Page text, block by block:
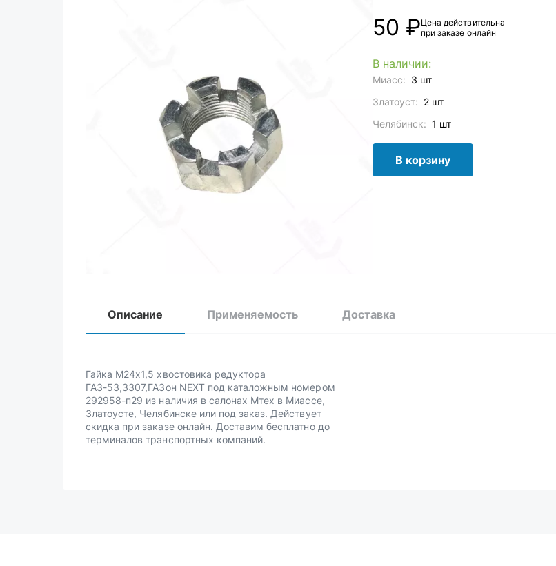
50 ₽Цена действительна
при заказе онлайн
В наличии:
Миасс: 3 шт
Златоуст: 2 шт
Челябинск: 1 шт
В корзину
Описание Применяемость Доставка
Гайка М24х1,5 хвостовика редуктора
ГАЗ-53,3307,ГАЗон NEXT под каталожным номером
292958-п29 из наличия в салонах Мтех в Миассе,
Златоусте, Челябинске или под заказ. Действует
скидка при заказе онлайн. Доставим бесплатно до
терминалов транспортных компаний.